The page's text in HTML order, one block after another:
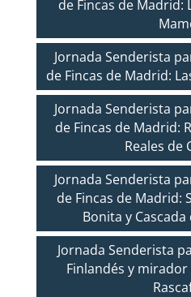
de Fincas de Madrid:
Jornada Senderista
de Fincas de Madrid:
Jornada Senderista
de Fincas de Madrid:
Reales de
Jornada Senderista
de Fincas de Madrid:
Bonita y
Jornada Senderista
Finlandés y